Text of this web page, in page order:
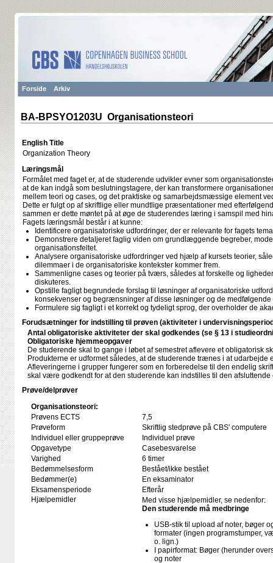
Forside Arkiv
BA-BPSYO1203U Organisationsteori
English Title
Organization Theory
Læringsmål
Formålet med faget er, at de studerende udvikler evner som
at de kan indgå som beslutningstagere, der kan transformere
mellem teori og cases, og det praktiske og samarbejdsmæssige element
Dette er fulgt op af skriftlige eller mundtlige præsentationer med
sammen er dette møntet på at øge de studerendes læring i samspil med
Fagets læringsmål består i at kunne:
Identificere organisatoriske udfordringer, der er relevante for fagets
Demonstrere detaljeret faglig viden om grundlæggende begreber,
organisationsfeltet.
Analysere organisatoriske udfordringer ved hjælp af kursets teorier,
dilemmaer i de organisatoriske kontekster kommer frem.
Sammenligne cases og teorier på tværs, således at forskelle og
diskuteres.
Opstille fagligt begrundede forslag til løsninger af organisatoriske
konsekvenser og begrænsninger af disse løsninger og de
Formulere sig fagligt i et korrekt og tydeligt sprog, der overholder de
Forudsætninger for indstilling til prøven (aktiviteter i
Antal obligatoriske aktiviteter der skal godkendes (se § 13 i
Obligatoriske hjemmeopgaver
De studerende skal to gange i løbet af semestret aflevere et obligatorisk
Produkterne er udformet således, at de studerende trænes i at udarbejde
Afleveringerne i grupper fungerer som en forberedelse til den endelig
skal være godkendt for at den studerende kan indstilles til den afsluttende
Prøve/delprøver
Organisationsteori:
Prøvens ECTS
7,5
Prøveform
Skriftlig stedprøve på CBS' computere
Individuel eller gruppeprøve
Individuel prøve
Opgavetype
Casebesvarelse
Varighed
6 timer
Bedømmelsesform
Bestået/ikke bestået
Bedømmer(e)
En eksaminator
Eksamensperiode
Efterår
Hjælpemidler
Med visse hjælpemidler, se nedenfor:
Den studerende må medbringe
USB-stik til upload af noter, bøger
formater (ingen programstumper,
o. lign.)
I papirformat: Bøger (herunder
og noter